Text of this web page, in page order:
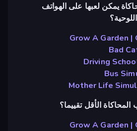
يمكن لعبها على الهواتف
Grow A Garden |
Bad
Driving
Bus
Mother Life
الأقل تقييما؟
Grow A Garden |